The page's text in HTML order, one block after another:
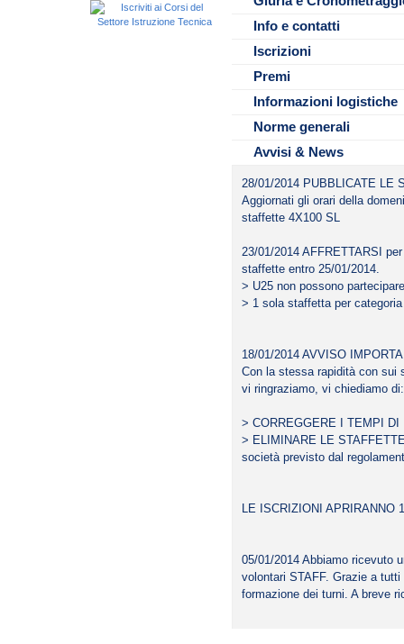
Info e contatti
Iscrizioni
ecc.. saranno pubblicati
Premi
categoria di età femminile,
punteggio delle staffette verrà
• Le staffette assegnano il
Informazioni logistiche
Le prenotazioni dei servizi
da inviare direttamente a
gennaio 2014 All’attenzione
Norme generali
gareggeranno due atleti per
• Per il servizio di
elettroniche, con l’eccezione
• Per quanto non specificato
FIN del circuito Supermaster
Avvisi & News
28/01/2014 PUBBLICATE LE
Aggiornati gli orari della
staffette 4X100 SL
23/01/2014 AFFRETTARSI
staffette entro 25/01/2014.
> U25 non possono
> 1 sola staffetta per
18/01/2014 AVVISO
Con la stessa rapidità con sui
vi ringraziamo, vi chiediamo di:
> CORREGGERE I TEMPI
> ELIMINARE LE
società previsto dal
LE ISCRIZIONI APRIRANNO
05/01/2014 Abbiamo ricevuto
volontari STAFF. Grazie a
formazione dei turni. A breve
File da scaricare
Modulo